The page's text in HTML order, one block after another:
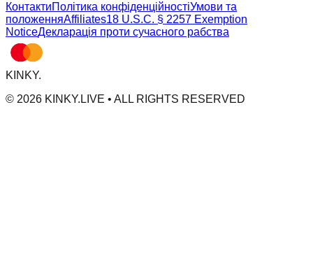
КонтактиПолітика конфіденційностіУмови та
положенняAffiliates18 U.S.C. § 2257 Exemption
NoticeДекларація проти сучасного рабства
KINKY.
© 2026 KINKY.LIVE • ALL RIGHTS RESERVED